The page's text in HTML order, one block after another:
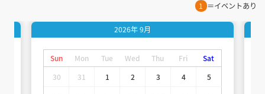
1 ＝イベントあり
2026年9月
Sun Mon Tue Wed Thu Fri
Sat
30
31 1 2 3 4
5